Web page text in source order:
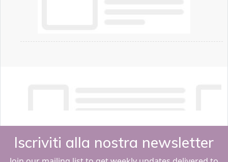
Iscriviti alla nostra newsletter